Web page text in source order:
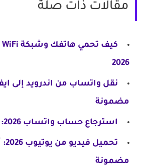
مقالات ذات صلة
2026
مضمونة
استرجاع حساب واتساب 2026: الحلول العملية
مضمونة